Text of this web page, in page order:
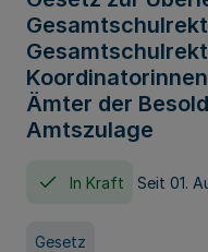
Ämter der
Amtszulage
In Kraft Seit 01.
Gesetz